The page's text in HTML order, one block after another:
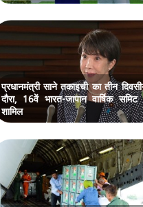
प्रधानमंत्री साने तकाइची का तीन
दौरा, 16वें भारत-जापान वार्षिक समिट
शामिल